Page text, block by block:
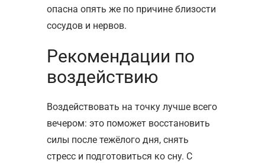
опасна опять же по причине близости
сосудов и нервов.
Рекомендации по
воздействию
Воздействовать на точку лучше всего
вечером: это поможет восстановить
силы после тежёлого дня, снять
стресс и подготовиться ко сну. С